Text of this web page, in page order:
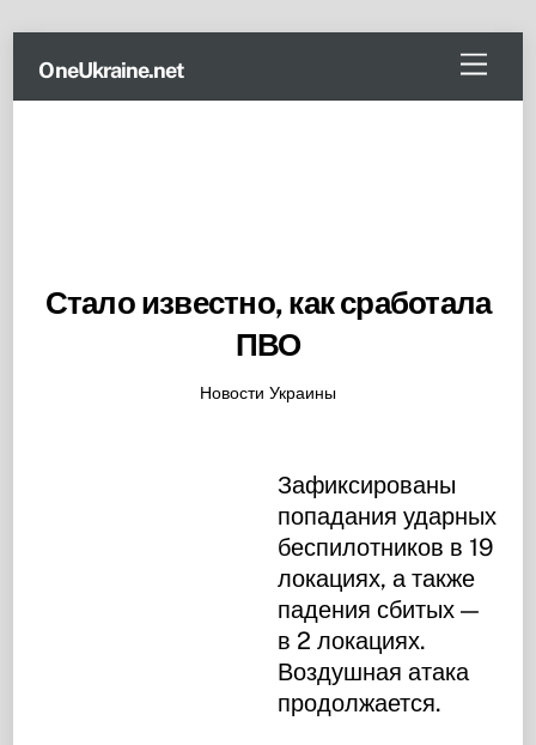
content
Menu
OneUkraine.net
Стало известно, как сработала
ПВО
Новости Украины
Зафиксированы
попадания ударных
беспилотников в 19
локациях, а также
падения сбитых —
в 2 локациях.
Воздушная атака
продолжается.